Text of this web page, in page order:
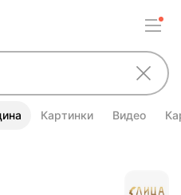
Картинки Видео